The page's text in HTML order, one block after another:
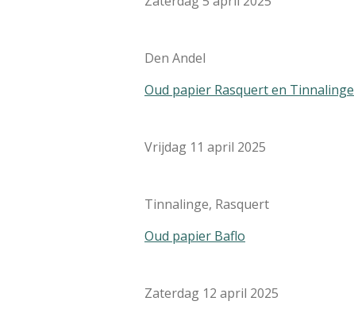
Den Andel
Oud papier Rasquert en Tinnalinge
Vrijdag 11 april 2025
Tinnalinge, Rasquert
Oud papier Baflo
Zaterdag 12 april 2025